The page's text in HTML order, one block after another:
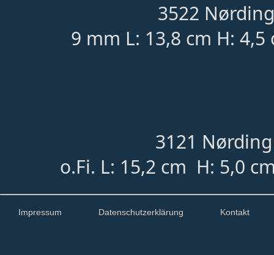
3522
9 mm L: 13,8 cm H:
3121
o.Fi. L: 15,2 cm H: 5,0
Impressum Datenschutzerklärung Kontakt